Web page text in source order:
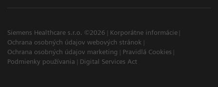
Siemens Healthcare s.r.o. ©2026
Korporátne informácie
Ochrana osobných údajov webových stránok
Ochrana osobných údajov marketing
Pravidlá Cookies
Podmienky používania
Digital Services Act